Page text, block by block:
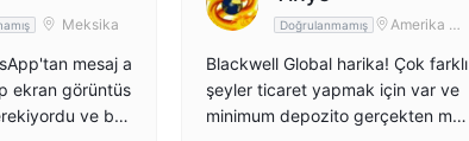
Meksika
mesaj a
ekran görüntüs
ve bu
Doğrulanmamış
Amerika Bir
leri
Blackwell Global harika! Çok farklı
şeyler ticaret yapmak için var ve
minimum depozito gerçekten ma